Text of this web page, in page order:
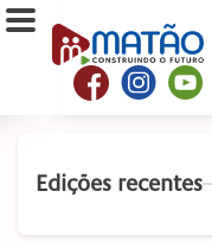
Edições recentes